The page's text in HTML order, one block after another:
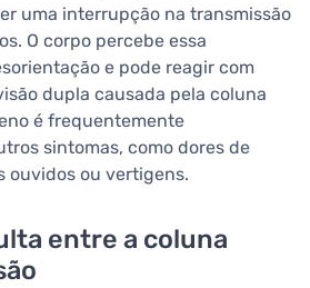
uma interrupção na transmissão
O corpo percebe essa
e pode reagir com
dupla causada pela coluna
é frequentemente
sintomas, como dores de
ouvidos ou vertigens.
entre a coluna